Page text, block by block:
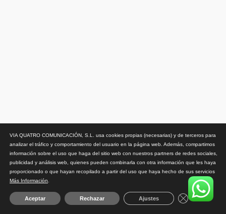
VIA QUATRO COMUNICACIÓN, S.L. usa cookies propias (necesarias) y de terceros para
analizar el tráfico y comportamiento del usuario en la página web. Además, compartimos
información sobre el uso que haga del sitio web con nuestros partners de redes sociales,
publicidad y análisis web, quienes pueden combinarla con otra información que les haya
proporcionado o que hayan recopilado a partir del uso que haya hecho de sus servicios
Más Información
Aceptar Rechazar Ajustes Close GDPR